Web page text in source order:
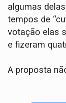
algumas
tempos de
votação elas
e fizeram
A proposta